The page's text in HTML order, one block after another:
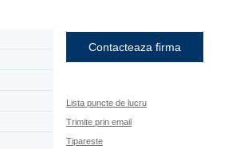
Contacteaza firma
Lista puncte de lucru
Trimite prin email
Tipareste